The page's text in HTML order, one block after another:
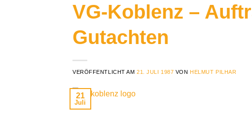
VG-Koblenz –
Gutachten
VERÖFFENTLICHT AM21. JULI 1987 VON HELMUT PILHAR
21
Juli